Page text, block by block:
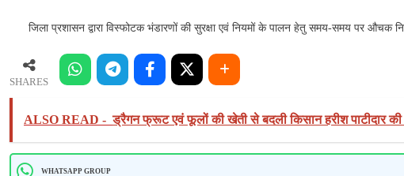
जिला प्रशासन द्वारा विस्फोटक भंडारणों की सुरक्षा एवं नियमों के पालन हेतु समय-समय पर औचक
SHARES
ALSO READ - ड्रैगन फ्रूट एवं फूलों की खेती से बदली किसान हरीश पाटीदार
WHATSAPP GROUP